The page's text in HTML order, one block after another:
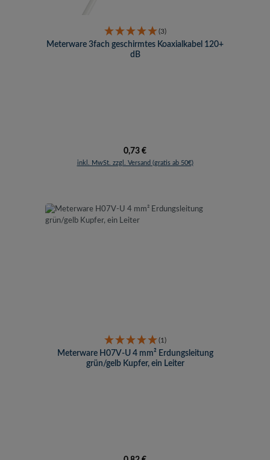
(3)
Meterware 3fach geschirmtes Koaxialkabel 120+
dB
Regulärer Preis:
0,73 €
inkl. MwSt. zzgl. Versand (gratis ab 50€)
(1)
Meterware H07V-U 4 mm² Erdungsleitung
grün/gelb Kupfer, ein Leiter